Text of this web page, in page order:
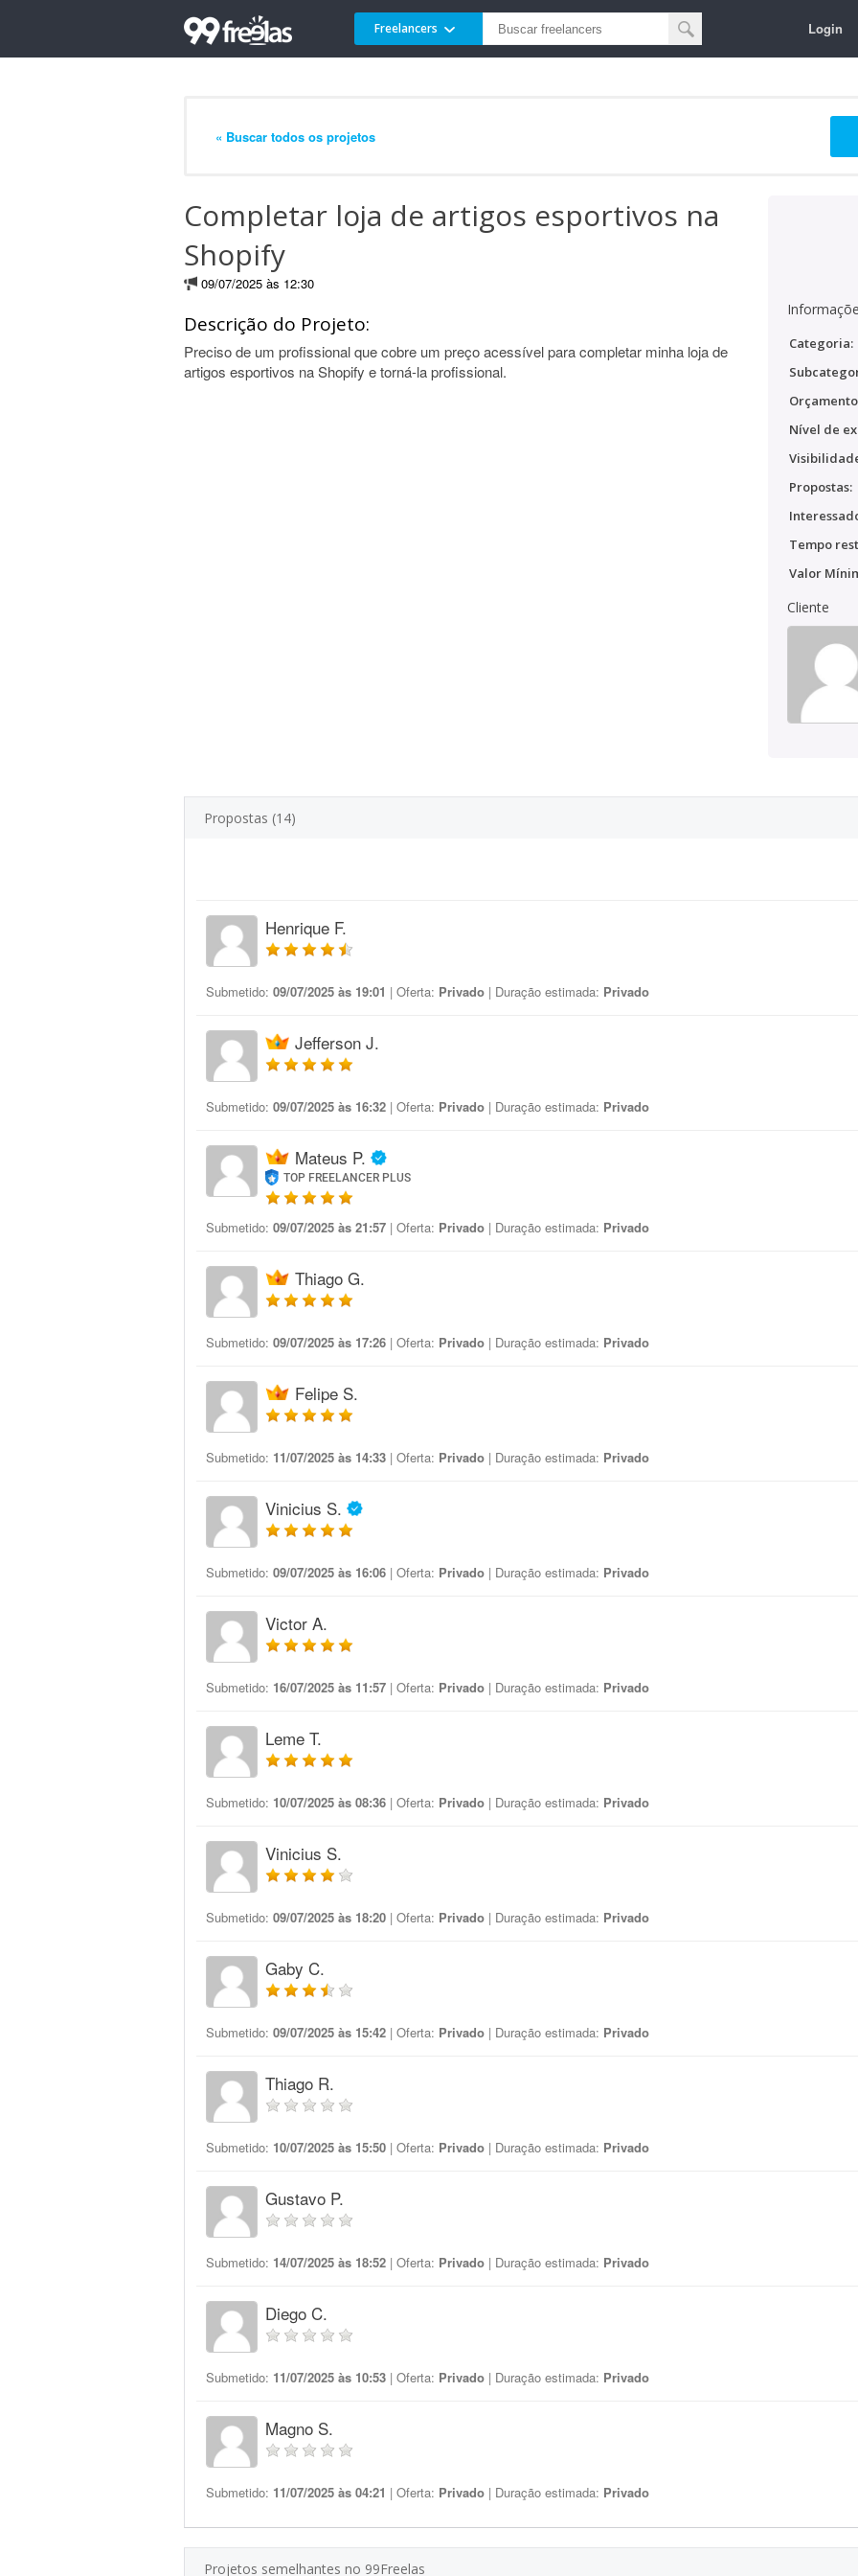
Freelancers Login
« Buscar todos os projetos
Completar loja de artigos esportivos na
Shopify
09/07/2025 às 12:30
Descrição do Projeto:
Preciso de um profissional que cobre um preço acessível para completar minha loja de
artigos esportivos na Shopify e torná-la profissional.
Categoria:
Nível de
Propostas:
Tempo
Valor
Cliente
Propostas (14)
Henrique F.
Submetido: 09/07/2025 às 19:01 | Oferta: Privado | Duração estimada: Privado
Jefferson J.
Submetido: 09/07/2025 às 16:32 | Oferta: Privado | Duração estimada: Privado
Mateus P.
TOP FREELANCER PLUS
Submetido: 09/07/2025 às 21:57 | Oferta: Privado | Duração estimada: Privado
Thiago G.
Submetido: 09/07/2025 às 17:26 | Oferta: Privado | Duração estimada: Privado
Felipe S.
Submetido: 11/07/2025 às 14:33 | Oferta: Privado | Duração estimada: Privado
Vinicius S.
Submetido: 09/07/2025 às 16:06 | Oferta: Privado | Duração estimada: Privado
Victor A.
Submetido: 16/07/2025 às 11:57 | Oferta: Privado | Duração estimada: Privado
Leme T.
Submetido: 10/07/2025 às 08:36 | Oferta: Privado | Duração estimada: Privado
Vinicius S.
Submetido: 09/07/2025 às 18:20 | Oferta: Privado | Duração estimada: Privado
Gaby C.
Submetido: 09/07/2025 às 15:42 | Oferta: Privado | Duração estimada: Privado
Thiago R.
Submetido: 10/07/2025 às 15:50 | Oferta: Privado | Duração estimada: Privado
Gustavo P.
Submetido: 14/07/2025 às 18:52 | Oferta: Privado | Duração estimada: Privado
Diego C.
Submetido: 11/07/2025 às 10:53 | Oferta: Privado | Duração estimada: Privado
Magno S.
Submetido: 11/07/2025 às 04:21 | Oferta: Privado | Duração estimada: Privado
Projetos semelhantes no 99Freelas